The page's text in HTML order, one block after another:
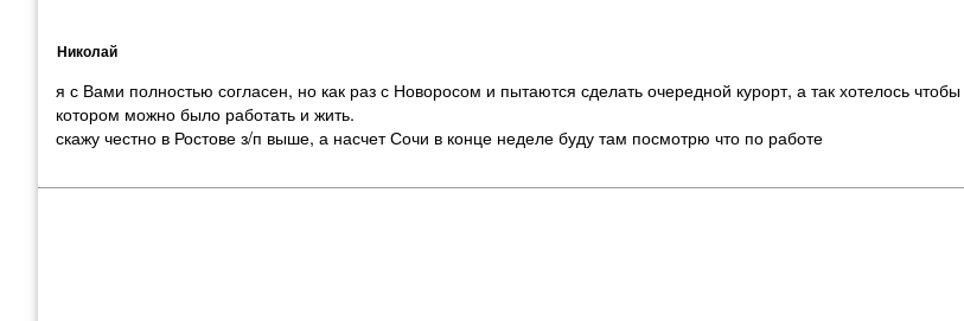
Николай
я с Вами полностью согласен, но как раз с Новоросом и пытаются сделать очередной курорт, а так хотелось
котором можно было работать и жить.
скажу честно в Ростове з/п выше, а насчет Сочи в конце неделе буду там посмотрю что по работе